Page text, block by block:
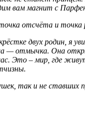
вам магнит с
отсчёта и точка
двух родин, я
— отмычка. Она
Это – мир, где
так и не ставших